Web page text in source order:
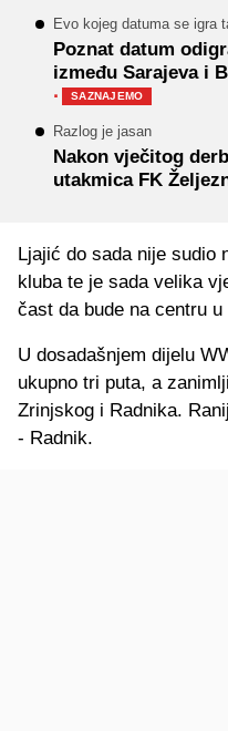
Evo kojeg datuma se igra
Poznat datum
između Sarajeva i
· SAZNAJEMO
Razlog je jasan
Nakon vječitog
utakmica FK
Ljajić do sada nije sudio
kluba te je sada velika
čast da bude na centru
U dosadašnjem dijelu
ukupno tri puta, a
Zrinjskog i Radnika.
- Radnik.